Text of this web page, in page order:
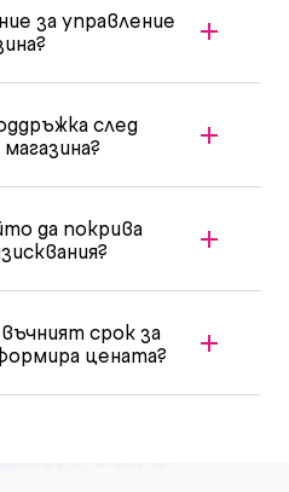
за управление
след
да покрива
срок за
цената?